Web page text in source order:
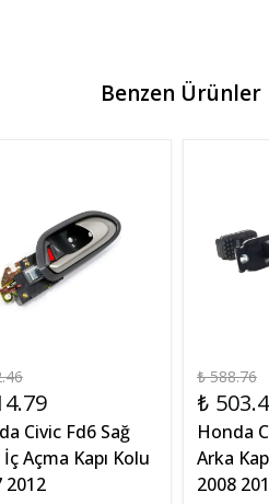
Benzen Ürünler
Civic Fd6 Sağ
Açma Kapı Kolu
2012
₺ 588.76
₺
Honda
Arka
2008